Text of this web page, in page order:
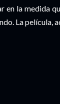
en la medida
La película,